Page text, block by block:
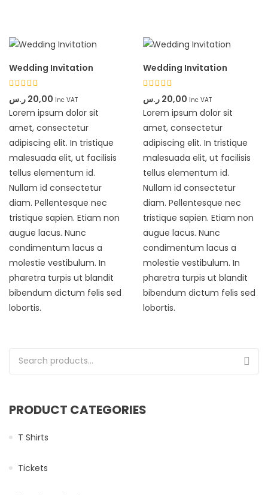
Wedding Invitation
4.33
out of 5
20,00 ر.س Inc VAT
Lorem ipsum dolor sit
amet, consectetur
adipiscing elit. In tristique
malesuada elit, ut facilisis
tellus elementum id.
Nullam id consectetur
diam. Pellentesque nec
tristique sapien. Etiam non
augue lacus. Nunc
condimentum lacus a
molestie vestibulum. In
pharetra turpis ut blandit
bibendum dictum felis sed
lobortis.
Wedding Invitation
4.33
out of 5
20,00 ر.س Inc VAT
Lorem ipsum dolor sit
amet, consectetur
adipiscing elit. In tristique
malesuada elit, ut facilisis
tellus elementum id.
Nullam id consectetur
diam. Pellentesque nec
tristique sapien. Etiam non
augue lacus. Nunc
condimentum lacus a
molestie vestibulum. In
pharetra turpis ut blandit
bibendum dictum felis sed
lobortis.
Search for:
PRODUCT CATEGORIES
T Shirts
Tickets